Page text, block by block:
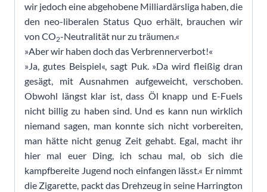
wir jedoch eine abgehobene Milliardärsliga haben, die
den neo-liberalen Status Quo erhält, brauchen wir
von CO2-Neutralität nur zu träumen.«
»Aber wir haben doch das Verbrennerverbot!«
»Ja, gutes Beispiel«, sagt Puk. »Da wird fleißig dran
gesägt, mit Ausnahmen aufgeweicht, verschoben.
Obwohl längst klar ist, dass Öl knapp und E-Fuels
nicht billig zu haben sind. Und es kann nun wirklich
niemand sagen, man konnte sich nicht vorbereiten,
man hätte nicht genug Zeit gehabt. Egal, macht ihr
hier mal euer Ding, ich schau mal, ob sich die
kampfbereite Jugend noch einfangen lässt.« Er nimmt
die Zigarette, packt das Drehzeug in seine Harrington